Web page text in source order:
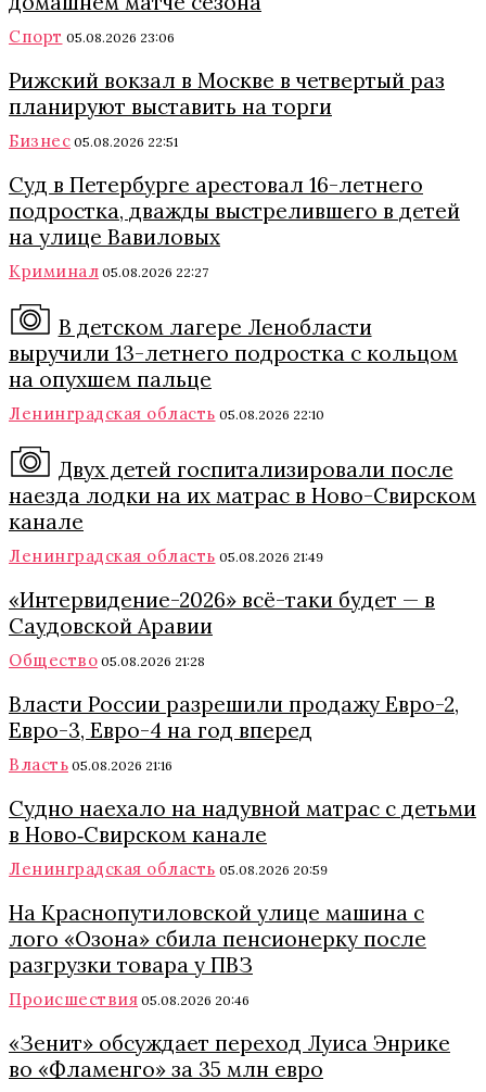
Спорт 05.08.2026 23:06
Рижский вокзал в Москве в четвертый раз
планируют выставить на торги
Бизнес 05.08.2026 22:51
Суд в Петербурге арестовал 16-летнего
подростка, дважды выстрелившего в детей
на улице Вавиловых
Криминал 05.08.2026 22:27
В детском лагере Ленобласти
выручили 13-летнего подростка с кольцом
на опухшем пальце
Ленинградская область 05.08.2026 22:10
Двух детей госпитализировали после
наезда лодки на их матрас в Ново-Свирском
канале
Ленинградская область 05.08.2026 21:49
«Интервидение-2026» всё-таки будет — в
Саудовской Аравии
Общество 05.08.2026 21:28
Власти России разрешили продажу Евро-2,
Евро-3, Евро-4 на год вперед
Власть 05.08.2026 21:16
Судно наехало на надувной матрас с детьми
в Ново‑Свирском канале
Ленинградская область 05.08.2026 20:59
На Краснопутиловской улице машина с
лого «Озона» сбила пенсионерку после
разгрузки товара у ПВЗ
Происшествия 05.08.2026 20:46
«Зенит» обсуждает переход Луиса Энрике
во «Фламенго» за 35 млн евро